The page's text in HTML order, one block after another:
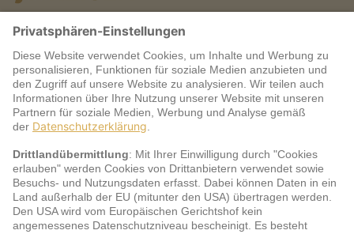
Warum jö?
Service
jö Bonus Club Partner